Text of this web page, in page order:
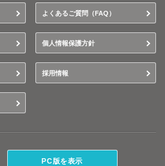
よくあるご質問（FAQ）
個人情報保護方針
採用情報
PC版を表示